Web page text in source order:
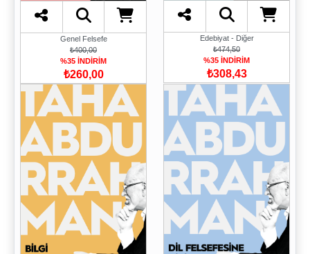
Genel Felsefe
₺400,00
%35 İNDİRİM
₺260,00
Edebiyat - Diğer
₺474,50
%35 İNDİRİM
₺308,43